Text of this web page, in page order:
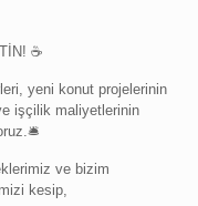
☕️
yeni konut projelerinin
işçilik maliyetlerinin
ve bizim
kesip,